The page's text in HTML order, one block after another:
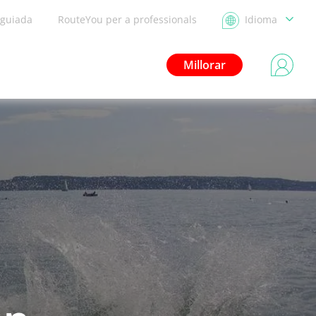
RouteYou per a professionals Idioma
Millorar